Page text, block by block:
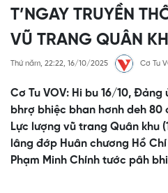
T’NGAY TRUYỀN
VŨ TRANG QUÂN
Thứ năm, 22:22, 16/10/2025 Cơ Tu
Cơ Tu VOV: Hi bu 16/10, Đảng
bhrợ bhiệc bhan hơnh deh 80
Lực lượng vũ trang Quân khu
lâng đớp Huân chương Hồ Chí
Phạm Minh Chính tước pâh